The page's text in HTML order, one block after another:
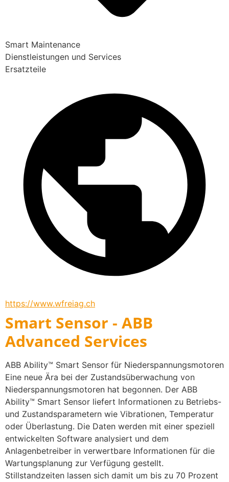
Smart Maintenance
Dienstleistungen und Services
Ersatzteile
https://www.wfreiag.ch
Smart Sensor - ABB
Advanced Services
ABB Ability™ Smart Sensor für Niederspannungsmotoren
Eine neue Ära bei der Zustandsüberwachung von
Niederspannungsmotoren hat begonnen. Der ABB
Ability™ Smart Sensor liefert Informationen zu Betriebs-
und Zustandsparametern wie Vibrationen, Temperatur
oder Überlastung. Die Daten werden mit einer speziell
entwickelten Software analysiert und dem
Anlagenbetreiber in verwertbare Informationen für die
Wartungsplanung zur Verfügung gestellt.
Stillstandzeiten lassen sich damit um bis zu 70 Prozent